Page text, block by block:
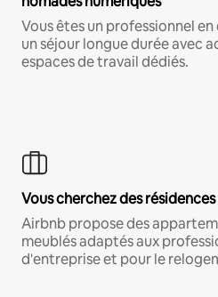
Vous êtes un professionnel
un séjour longue durée avec
espaces de travail dédiés.
Vous cherchez des
Airbnb propose des
meublés adaptés aux
d'entreprise et pour le